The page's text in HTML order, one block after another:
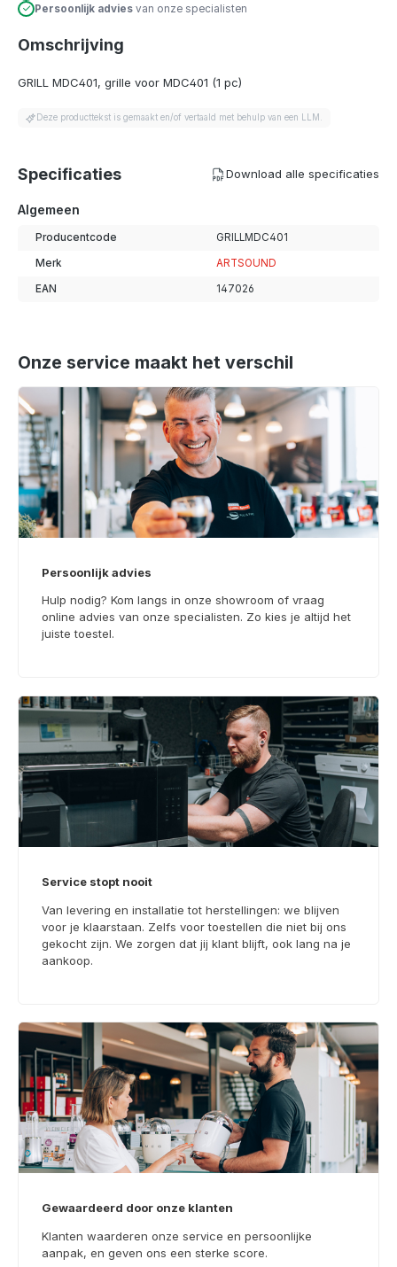
Persoonlijk advies van onze specialisten
Omschrijving
GRILL MDC401, grille voor MDC401 (1 pc)
Deze producttekst is gemaakt en/of vertaald met behulp van een LLM.
Specificaties Download alle specificaties
Algemeen
Producentcode GRILLMDC401
Merk ARTSOUND
EAN 147026
Onze service maakt het verschil
Persoonlijk advies
Hulp nodig? Kom langs in onze showroom of vraag
online advies van onze specialisten. Zo kies je altijd het
juiste toestel.
Service stopt nooit
Van levering en installatie tot herstellingen: we blijven
voor je klaarstaan. Zelfs voor toestellen die niet bij ons
gekocht zijn. We zorgen dat jij klant blijft, ook lang na je
aankoop.
Gewaardeerd door onze klanten
Klanten waarderen onze service en persoonlijke
aanpak, en geven ons een sterke score.